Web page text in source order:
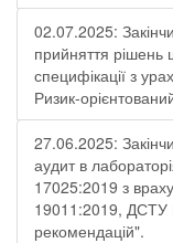
02.07.2025:
прийняття рішень
специфікації з
Ризик-
27.06.2025:
аудит в
17025:2019 з
19011:2019, ДСТУ
рекомендацій".